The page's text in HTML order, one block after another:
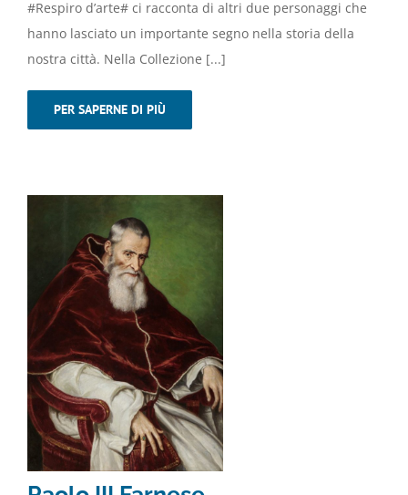
#Respiro d’arte# ci racconta di altri due personaggi che
hanno lasciato un importante segno nella storia della
nostra città. Nella Collezione [...]
PER SAPERNE DI PIÙ